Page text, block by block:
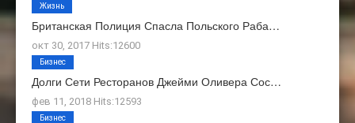
Британская Полиция Спасла Польского Раба…
окт 30, 2017 Hits:12600
Жизнь
Долги Сети Ресторанов Джейми Оливера Сос…
фев 11, 2018 Hits:12593
Бизнес
Бизнес